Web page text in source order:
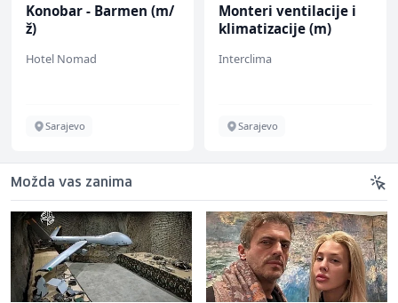
Konobar - Barmen (m/
ž)
Hotel Nomad
Sarajevo
Monteri ventilacije i
klimatizacije (m)
Interclima
Sarajevo
Možda vas zanima